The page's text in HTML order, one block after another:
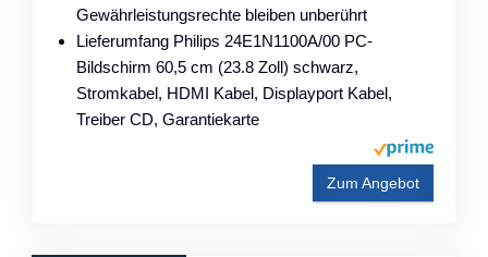
Gewährleistungsrechte bleiben unberührt
Lieferumfang Philips 24E1N1100A/00 PC-
Bildschirm 60,5 cm (23.8 Zoll) schwarz,
Stromkabel, HDMI Kabel, Displayport Kabel,
Treiber CD, Garantiekarte
Zum Angebot